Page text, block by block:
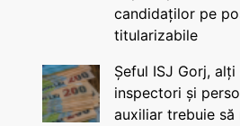
candidaților pe
titularizabile
Șeful ISJ Gorj, alți
inspectori și
auxiliar trebuie să